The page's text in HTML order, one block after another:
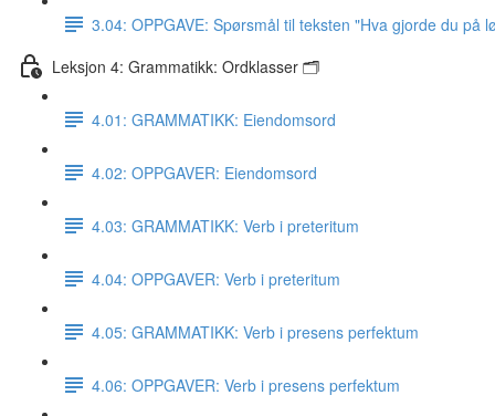
3.04: OPPGAVE: Spørsmål til teksten "Hva gjorde du på
Leksjon 4: Grammatikk: Ordklasser 🗂
4.01: GRAMMATIKK: Eiendomsord
4.02: OPPGAVER: Eiendomsord
4.03: GRAMMATIKK: Verb i preteritum
4.04: OPPGAVER: Verb i preteritum
4.05: GRAMMATIKK: Verb i presens perfektum
4.06: OPPGAVER: Verb i presens perfektum